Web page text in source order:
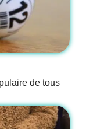
de tous